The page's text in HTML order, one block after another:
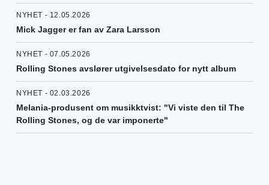
NYHET - 12.05.2026
Mick Jagger er fan av Zara Larsson
NYHET - 07.05.2026
Rolling Stones avslører utgivelsesdato for nytt album
NYHET - 02.03.2026
Melania-produsent om musikktvist: "Vi viste den til The
Rolling Stones, og de var imponerte"